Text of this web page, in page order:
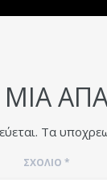
Τα
ΣΧΌΛΙΟ *